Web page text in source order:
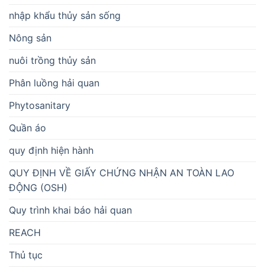
nhập khẩu thủy sản sống
Nông sản
nuôi trồng thủy sản
Phân luồng hải quan
Phytosanitary
Quần áo
quy định hiện hành
QUY ĐỊNH VỀ GIẤY CHỨNG NHẬN AN TOÀN LAO
ĐỘNG (OSH)
Quy trình khai báo hải quan
REACH
Thủ tục